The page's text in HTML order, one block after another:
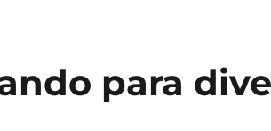
para